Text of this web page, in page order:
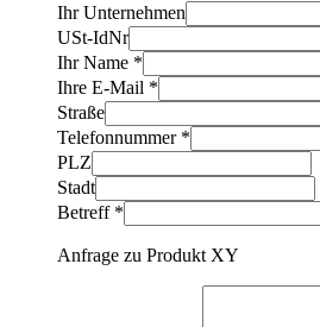
Ihr Unternehmen
USt-IdNr
Ihr Name *
Ihre E-Mail *
Straße
Telefonnummer*
PLZ
Stadt
Betreff*
Anfrage zu Produkt XY